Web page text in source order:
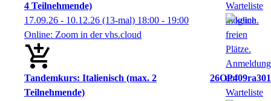
4 Teilnehmende)
17.09.26 - 10.12.26 (13-mal) 18:00 - 19:00
Online: Zoom in der vhs.cloud
Tandemkurs: Italienisch (max. 2
Teilnehmende)
26OP409ra301